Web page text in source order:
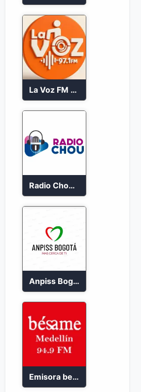
La Voz FM 97.1 Popayán en Vivo
Radio Chou 2023
Anpiss Bogotá emisora 2023
Emisora besame medellín 2023